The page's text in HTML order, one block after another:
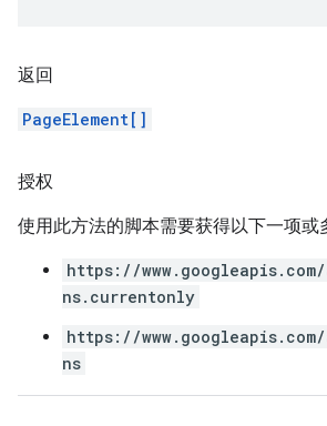
返回
PageElement[]
授权
使用此方法的脚本需要获得以下一项或
https://
ns.currentonly
https://
ns